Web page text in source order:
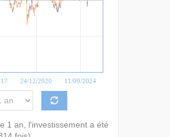
24/12/2020 11/09/2024
1 an , l'investissement a été